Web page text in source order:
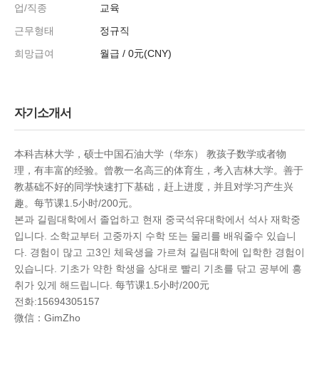
업/직종
교육
근무형태
정규직
희망급여
월급 / 0元(CNY)
자기소개서
本科吉林大学，硕士中国石油大学（华东） 教孩子数学或者物
理，有丰富的经验。曾教一名高三的体育生，考入吉林大学。善于
教基础不好的同学快速打下基础，赶上进度，并且对学习产生兴
趣。每节课1.5小时/200元。
본과 길림대학에서 졸업하고 현재 중국석유대학에서 석사 재학중
입니다. 소학교부터 고중까지 수학 또는 물리를 배워줄수 있습니
다. 경험이 많고 고3인 체육생을 가르쳐 길림대학에 입학한 경험이
있습니다. 기초가 약한 학생을 상대로 빨리 기초를 닦고 공부에 흥
취가 있게 해드립니다. 每节课1.5小时/200元
전화:15694305157
微信：GimZho